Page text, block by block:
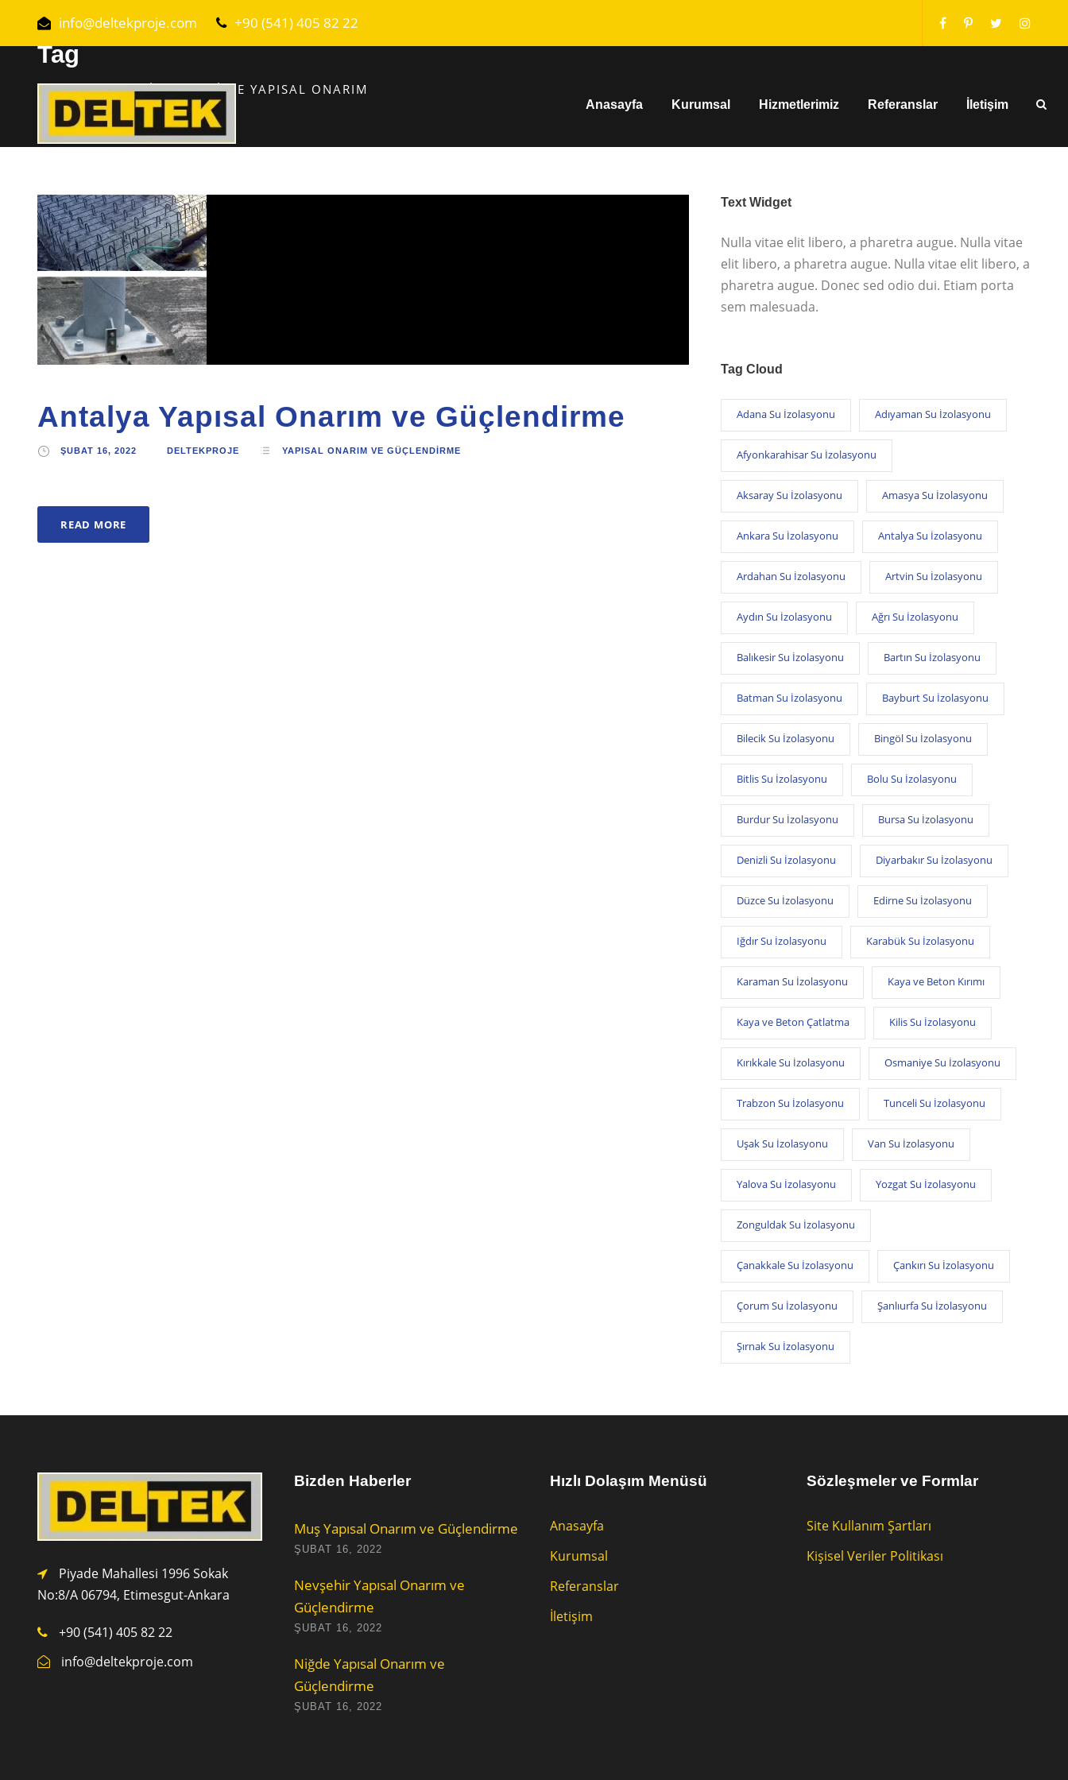
info@deltekproje.com +90 (541) 405 82 22
Anasayfa Kurumsal Hizmetlerimiz Referanslar İletişim
Tag
ANTALYA EPOKSI YÖNTEMIYLE YAPISAL ONARIM
Antalya Yapısal Onarım ve Güçlendirme
ŞUBAT 16, 2022 DELTEKPROJE YAPISAL ONARIM VE GÜÇLENDIRME
READ MORE
Text Widget
Nulla vitae elit libero, a pharetra augue. Nulla vitae
elit libero, a pharetra augue. Nulla vitae elit libero, a
pharetra augue. Donec sed odio dui. Etiam porta
sem malesuada.
Tag Cloud
Adana Su İzolasyonu Adıyaman Su İzolasyonu
Afyonkarahisar Su İzolasyonu
Aksaray Su İzolasyonu Amasya Su İzolasyonu
Ankara Su İzolasyonu Antalya Su İzolasyonu
Ardahan Su İzolasyonu Artvin Su İzolasyonu
Aydın Su İzolasyonu Ağrı Su İzolasyonu
Balıkesir Su İzolasyonu Bartın Su İzolasyonu
Batman Su İzolasyonu Bayburt Su İzolasyonu
Bilecik Su İzolasyonu Bingöl Su İzolasyonu
Bitlis Su İzolasyonu Bolu Su İzolasyonu
Burdur Su İzolasyonu Bursa Su İzolasyonu
Denizli Su İzolasyonu Diyarbakır Su İzolasyonu
Düzce Su İzolasyonu Edirne Su İzolasyonu
Iğdır Su İzolasyonu Karabük Su İzolasyonu
Karaman Su İzolasyonu Kaya ve Beton Kırımı
Kaya ve Beton Çatlatma Kilis Su İzolasyonu
Kırıkkale Su İzolasyonu Osmaniye Su İzolasyonu
Trabzon Su İzolasyonu Tunceli Su İzolasyonu
Uşak Su İzolasyonu Van Su İzolasyonu
Yalova Su İzolasyonu Yozgat Su İzolasyonu
Zonguldak Su İzolasyonu
Çanakkale Su İzolasyonu Çankırı Su İzolasyonu
Çorum Su İzolasyonu Şanlıurfa Su İzolasyonu
Şırnak Su İzolasyonu
Piyade Mahallesi 1996 Sokak
No:8/A 06794, Etimesgut-Ankara
+90 (541) 405 82 22
info@deltekproje.com
Bizden Haberler
Muş Yapısal Onarım ve Güçlendirme
ŞUBAT 16, 2022
Nevşehir Yapısal Onarım ve
Güçlendirme
ŞUBAT 16, 2022
Niğde Yapısal Onarım ve
Güçlendirme
ŞUBAT 16, 2022
Hızlı Dolaşım Menüsü
Anasayfa
Kurumsal
Referanslar
İletişim
Sözleşmeler ve Formlar
Site Kullanım Şartları
Kişisel Veriler Politikası